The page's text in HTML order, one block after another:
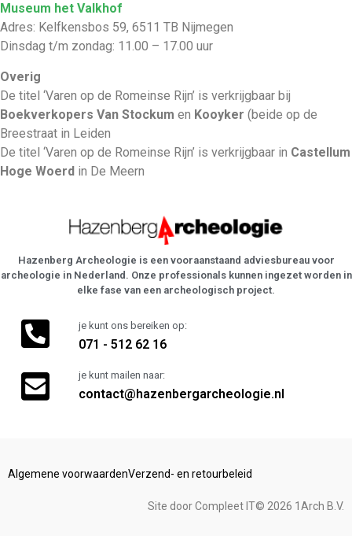
Museum het Valkhof
Adres: Kelfkensbos 59, 6511 TB Nijmegen
Dinsdag t/m zondag: 11.00 – 17.00 uur
Overig
De titel ‘Varen op de Romeinse Rijn’ is verkrijgbaar bij
Boekverkopers Van Stockum en Kooyker (beide op de
Breestraat in Leiden
De titel ‘Varen op de Romeinse Rijn’ is verkrijgbaar in Castellum
Hoge Woerd in De Meern
Hazenberg Archeologie is een vooraanstaand adviesbureau voor
archeologie in Nederland. Onze professionals kunnen ingezet worden in
elke fase van een archeologisch project.
je kunt ons bereiken op:
071 - 512 62 16
je kunt mailen naar:
contact@hazenbergarcheologie.nl
Algemene voorwaardenVerzend- en retourbeleid
Site door Compleet IT© 2026 1Arch B.V.